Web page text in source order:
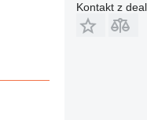
Kontakt z